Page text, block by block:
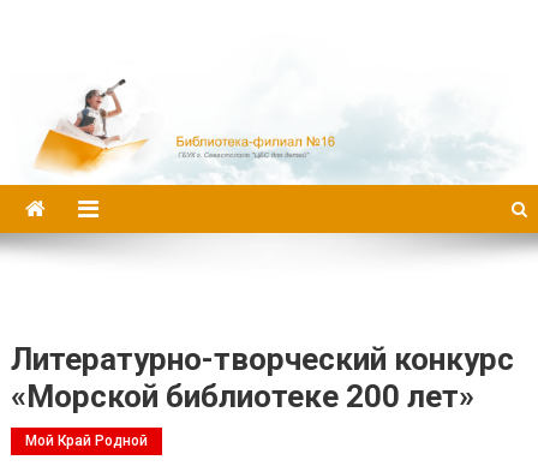
Литературно-творческий конкурс
«Морской библиотеке 200 лет»
Мой Край Родной